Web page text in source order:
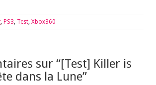
, PS3, Test, Xbox360
sur “[Test] Killer is
dans la Lune”